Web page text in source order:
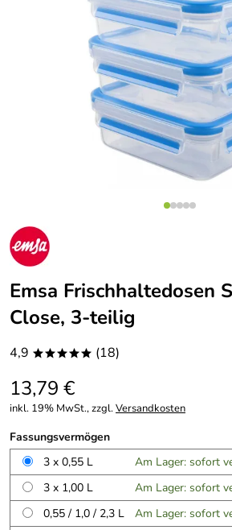
Emsa Frischhaltedosen
Close, 3-teilig
4,9 ***** (18)
13,79 €
inkl. 19% MwSt., zzgl.Versandkosten
Fassungsvermögen
3 x 0,55 L
Am Lager: sofort
3 x 1,00 L
Am Lager: sofort
0,55 / 1,0 / 2,3 L
Am Lager: sofort